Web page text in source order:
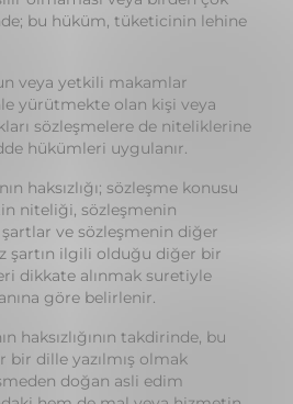
yürütmekte olan kişi veya
sözleşmelere de niteliklerine
hükümleri uygulanır.
haksızlığı; sözleşme konusu
niteliği, sözleşmenin
ve sözleşmenin diğer
şartın ilgili olduğu diğer bir
dikkate alınmak suretiyle
göre belirlenir.
haksızlığının takdirinde, bu
bir dille yazılmış olmak
doğan asli edim
hem de mal veya hizmetin
belirlenen fiyat arasındaki
yapılamaz.
kullanılmak üzere